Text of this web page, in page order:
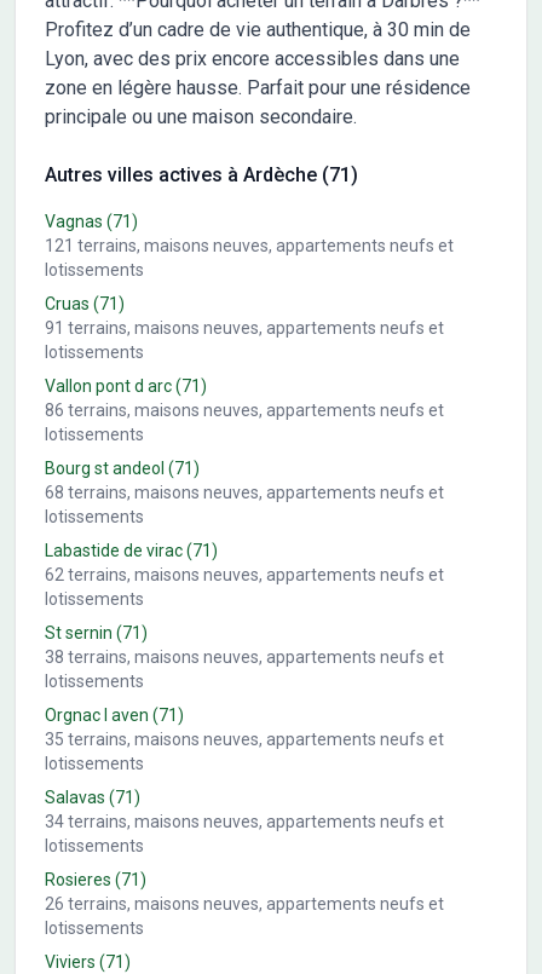
Profitez d’un cadre de vie authentique, à 30 min de
Lyon, avec des prix encore accessibles dans une
zone en légère hausse. Parfait pour une résidence
principale ou une maison secondaire.
Autres villes actives à Ardèche (71)
Vagnas (71)
121 terrains, maisons neuves, appartements neufs et
lotissements
Cruas (71)
91 terrains, maisons neuves, appartements neufs et
lotissements
Vallon pont d arc(71)
86 terrains, maisons neuves, appartements neufs et
lotissements
Bourg st andeol (71)
68 terrains, maisons neuves, appartements neufs et
lotissements
Labastide de virac(71)
62 terrains, maisons neuves, appartements neufs et
lotissements
St sernin (71)
38 terrains, maisons neuves, appartements neufs et
lotissements
Orgnac l aven (71)
35 terrains, maisons neuves, appartements neufs et
lotissements
Salavas (71)
34terrains, maisons neuves, appartements neufs et
lotissements
Rosieres (71)
26 terrains, maisons neuves, appartements neufs et
lotissements
Viviers (71)